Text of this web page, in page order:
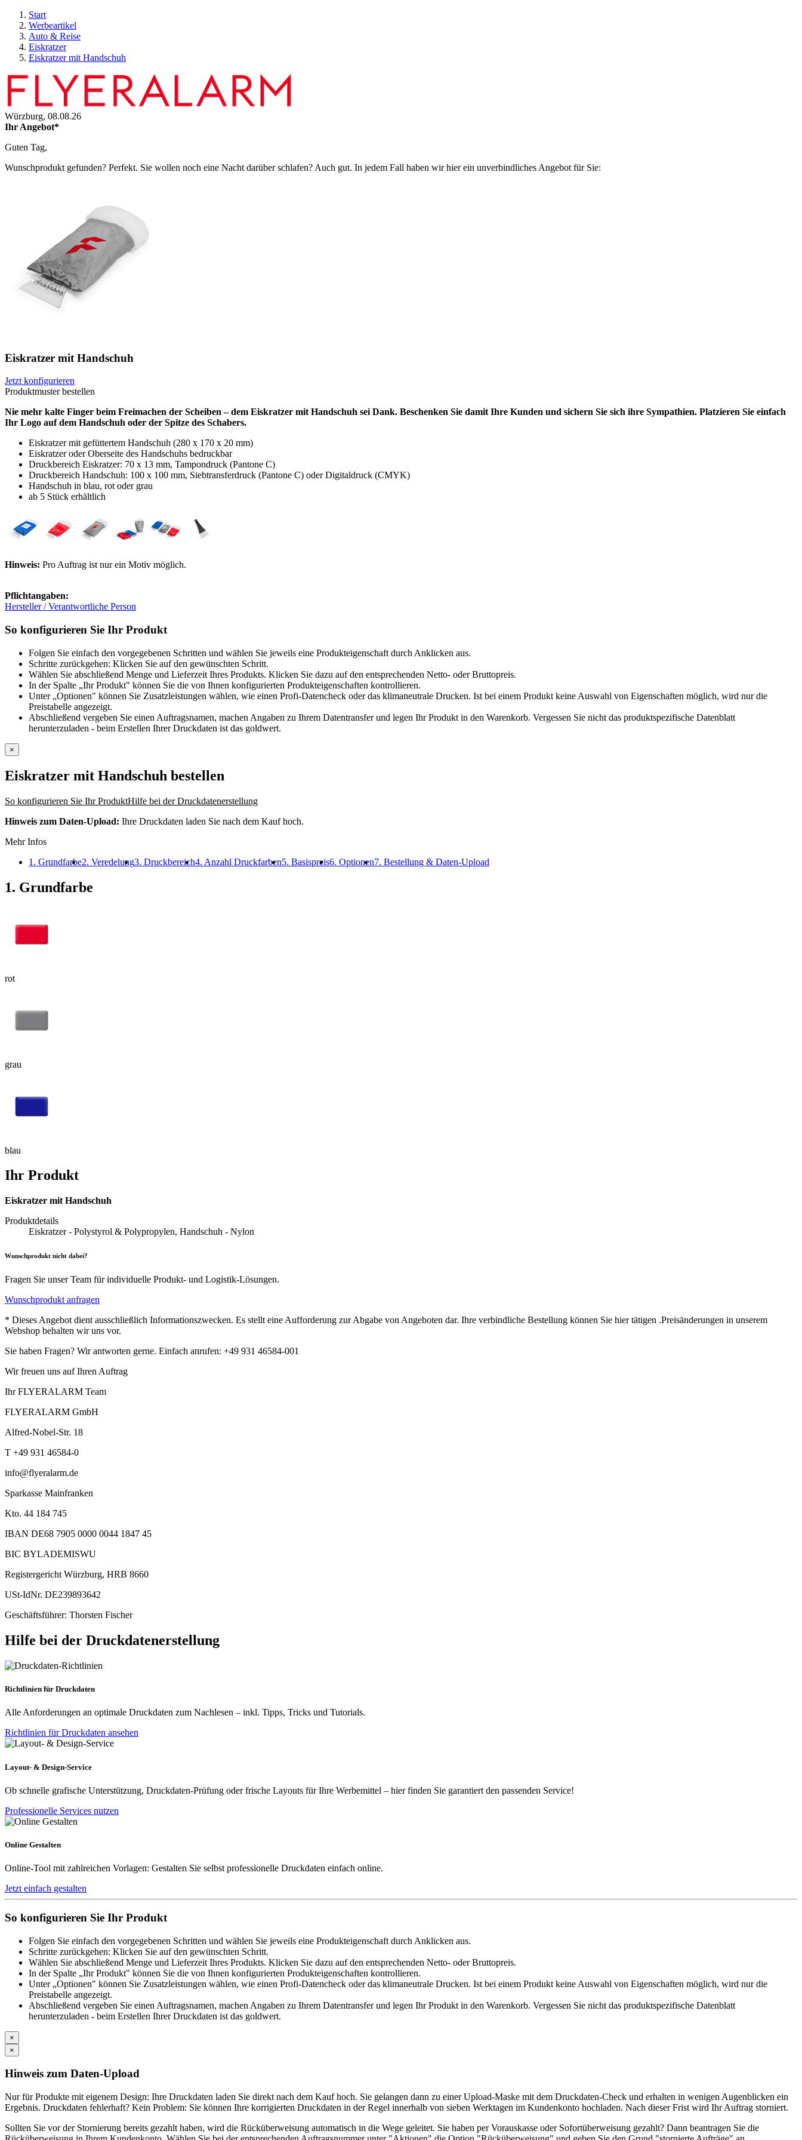
Start
Werbeartikel
Auto & Reise
Eiskratzer
Eiskratzer mit Handschuh
Würzburg, 08.08.26
Ihr Angebot*
Guten Tag,
Wunschprodukt gefunden? Perfekt. Sie wollen noch eine Nacht darüber schlafen? Auch gut. In jedem Fall haben wir hier ein unverbindliches Angebot für Sie:
Eiskratzer mit Handschuh
Jetzt konfigurieren
Produktmuster bestellen
Nie mehr kalte Finger beim Freimachen der Scheiben – dem Eiskratzer mit Handschuh sei Dank. Beschenken Sie damit Ihre Kunden und sichern Sie sich ihre Sympathien. Platzieren Sie einfach
Ihr Logo auf dem Handschuh oder der Spitze des Schabers.
Eiskratzer mit gefüttertem Handschuh (280 x 170 x 20 mm)
Eiskratzer oder Oberseite des Handschuhs bedruckbar
Druckbereich Eiskratzer: 70 x 13 mm, Tampondruck (Pantone C)
Druckbereich Handschuh: 100 x 100 mm, Siebtransferdruck (Pantone C) oder Digitaldruck (CMYK)
Handschuh in blau, rot oder grau
ab 5 Stück erhältlich
Hinweis: Pro Auftrag ist nur ein Motiv möglich.
Pflichtangaben:
Hersteller / Verantwortliche Person
So konfigurieren Sie Ihr Produkt
Folgen Sie einfach den vorgegebenen Schritten und wählen Sie jeweils eine Produkteigenschaft durch Anklicken aus.
Schritte zurückgehen: Klicken Sie auf den gewünschten Schritt.
Wählen Sie abschließend Menge und Lieferzeit Ihres Produkts. Klicken Sie dazu auf den entsprechenden Netto- oder Bruttopreis.
In der Spalte „Ihr Produkt" können Sie die von Ihnen konfigurierten Produkteigenschaften kontrollieren.
Unter „Optionen" können Sie Zusatzleistungen wählen, wie einen Profi-Datencheck oder das klimaneutrale Drucken. Ist bei einem Produkt keine Auswahl von Eigenschaften möglich, wird nur die
Preistabelle angezeigt.
Abschließend vergeben Sie einen Auftragsnamen, machen Angaben zu Ihrem Datentransfer und legen Ihr Produkt in den Warenkorb. Vergessen Sie nicht das produktspezifische Datenblatt
herunterzuladen - beim Erstellen Ihrer Druckdaten ist das goldwert.
×
Eiskratzer mit Handschuh bestellen
So konfigurieren Sie Ihr ProduktHilfe bei der Druckdatenerstellung
Hinweis zum Daten-Upload: Ihre Druckdaten laden Sie nach dem Kauf hoch.
Mehr Infos
1. Grundfarbe2. Veredelung3. Druckbereich4. Anzahl Druckfarben5. Basispreis6. Optionen7. Bestellung & Daten-Upload
1. Grundfarbe
rot
grau
blau
Ihr Produkt
Eiskratzer mit Handschuh
Produktdetails
Eiskratzer - Polystyrol & Polypropylen, Handschuh - Nylon
Wunschprodukt nicht dabei?
Fragen Sie unser Team für individuelle Produkt- und Logistik-Lösungen.
Wunschprodukt anfragen
* Dieses Angebot dient ausschließlich Informationszwecken. Es stellt eine Aufforderung zur Abgabe von Angeboten dar. Ihre verbindliche Bestellung können Sie hier tätigen .Preisänderungen in unserem
Webshop behalten wir uns vor.
Sie haben Fragen? Wir antworten gerne. Einfach anrufen: +49 931 46584-001
Wir freuen uns auf Ihren Auftrag
Ihr FLYERALARM Team
FLYERALARM GmbH
Alfred-Nobel-Str. 18
T +49 931 46584-0
info@flyeralarm.de
Sparkasse Mainfranken
Kto. 44 184 745
IBAN DE68 7905 0000 0044 1847 45
BIC BYLADEMISWU
Registergericht Würzburg, HRB 8660
USt-IdNr. DE239893642
Geschäftsführer: Thorsten Fischer
Hilfe bei der Druckdatenerstellung
Richtlinien für Druckdaten
Alle Anforderungen an optimale Druckdaten zum Nachlesen – inkl. Tipps, Tricks und Tutorials.
Richtlinien für Druckdaten ansehen
Layout- & Design-Service
Ob schnelle grafische Unterstützung, Druckdaten-Prüfung oder frische Layouts für Ihre Werbemittel – hier finden Sie garantiert den passenden Service!
Professionelle Services nutzen
Online Gestalten
Online-Tool mit zahlreichen Vorlagen: Gestalten Sie selbst professionelle Druckdaten einfach online.
Jetzt einfach gestalten
So konfigurieren Sie Ihr Produkt
Folgen Sie einfach den vorgegebenen Schritten und wählen Sie jeweils eine Produkteigenschaft durch Anklicken aus.
Schritte zurückgehen: Klicken Sie auf den gewünschten Schritt.
Wählen Sie abschließend Menge und Lieferzeit Ihres Produkts. Klicken Sie dazu auf den entsprechenden Netto- oder Bruttopreis.
In der Spalte „Ihr Produkt" können Sie die von Ihnen konfigurierten Produkteigenschaften kontrollieren.
Unter „Optionen" können Sie Zusatzleistungen wählen, wie einen Profi-Datencheck oder das klimaneutrale Drucken. Ist bei einem Produkt keine Auswahl von Eigenschaften möglich, wird nur die
Preistabelle angezeigt.
Abschließend vergeben Sie einen Auftragsnamen, machen Angaben zu Ihrem Datentransfer und legen Ihr Produkt in den Warenkorb. Vergessen Sie nicht das produktspezifische Datenblatt
herunterzuladen - beim Erstellen Ihrer Druckdaten ist das goldwert.
×
×
Hinweis zum Daten-Upload
Nur für Produkte mit eigenem Design: Ihre Druckdaten laden Sie direkt nach dem Kauf hoch. Sie gelangen dann zu einer Upload-Maske mit dem Druckdaten-Check und erhalten in wenigen Augenblicken ein
Ergebnis. Druckdaten fehlerhaft? Kein Problem: Sie können Ihre korrigierten Druckdaten in der Regel innerhalb von sieben Werktagen im Kundenkonto hochladen. Nach dieser Frist wird Ihr Auftrag storniert.
Sollten Sie vor der Stornierung bereits gezahlt haben, wird die Rücküberweisung automatisch in die Wege geleitet. Sie haben per Vorauskasse oder Sofortüberweisung gezahlt? Dann beantragen Sie die